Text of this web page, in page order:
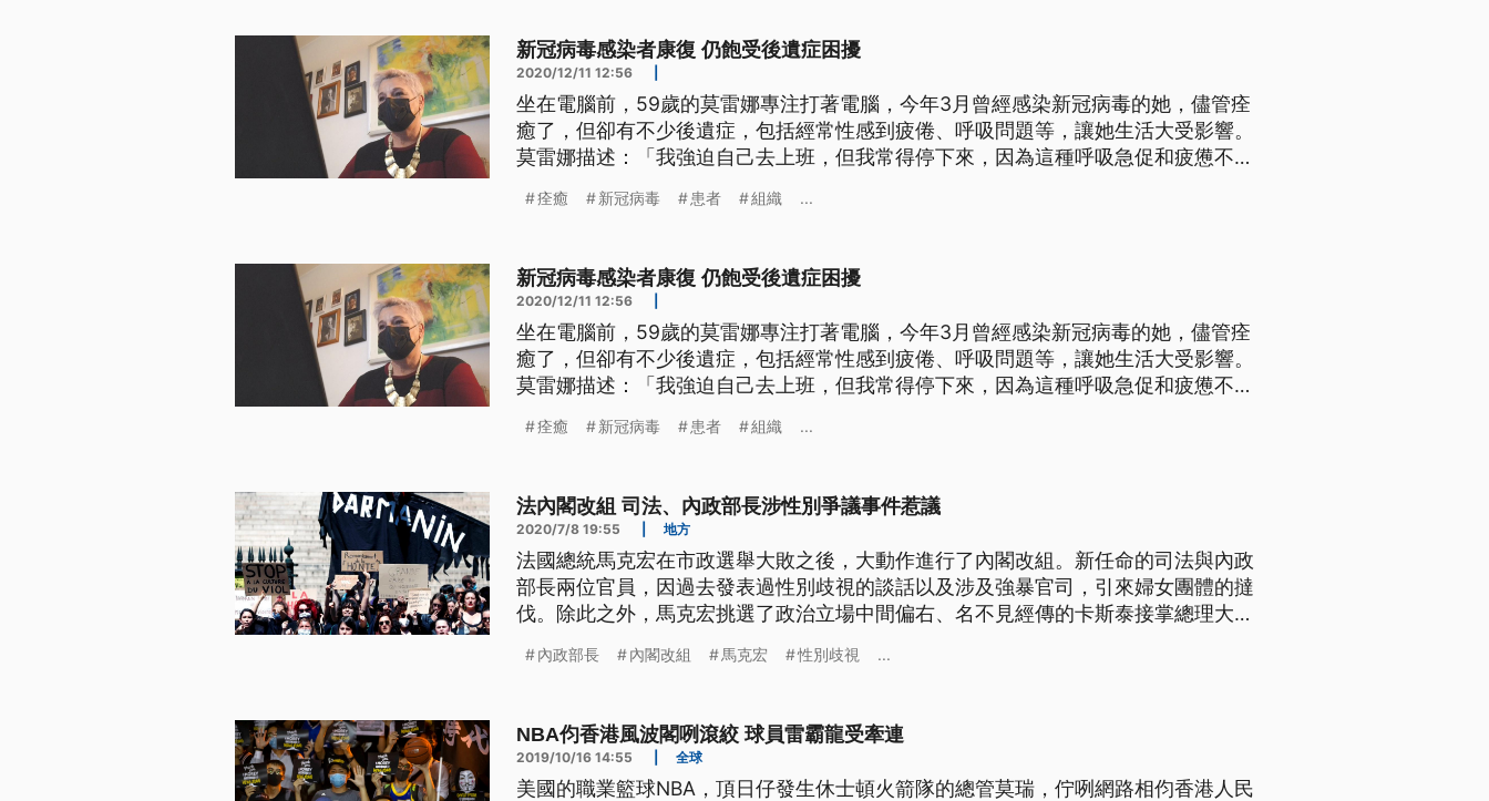
新冠病毒感染者康復 仍飽受後遺症困擾
2020/12/11 12:56
坐在電腦前，59歲的莫雷娜專注打著電腦，今年3月曾經感染新冠病毒的她，儘管痊
癒了，但卻有不少後遺症，包括經常性感到疲倦、呼吸問題等，讓她生活大受影響。
莫雷娜描述：「我強迫自己去上班，但我常得停下來，因為這種呼吸急促和疲憊不堪
走。」 全球新冠病毒疫情蔓延，感染死亡的人數逼近150萬人。儘管死亡人數嚇人，
痊癒 新冠病毒 患者 組織 ...
新冠病毒感染者康復 仍飽受後遺症困擾
2020/12/11 12:56
坐在電腦前，59歲的莫雷娜專注打著電腦，今年3月曾經感染新冠病毒的她，儘管痊
癒了，但卻有不少後遺症，包括經常性感到疲倦、呼吸問題等，讓她生活大受影響。
莫雷娜描述：「我強迫自己去上班，但我常得停下來，因為這種呼吸急促和疲憊不堪
走。」 全球新冠病毒疫情蔓延，感染死亡的人數逼近150萬人。儘管死亡人數嚇人，
痊癒 新冠病毒 患者 組織 ...
法內閣改組 司法、內政部長涉性別爭議事件惹議
2020/7/8 19:55 地方
法國總統馬克宏在市政選舉大敗之後，大動作進行了內閣改組。新任命的司法與內政
部長兩位官員，因過去發表過性別歧視的談話以及涉及強暴官司，引來婦女團體的撻
伐。除此之外，馬克宏挑選了政治立場中間偏右、名不見經傳的卡斯泰接掌總理大
七日聚集在內政部大門前舉牌示威，抗議預算部長達馬楠接掌內政部，以及刑事辯護
內政部長 內閣改組 馬克宏 性別歧視 ...
NBA伨香港風波閣咧滾絞 球員雷霸龍受牽連
2019/10/16 14:55 全球
美國的職業籃球NBA，頂日仔發生休士頓火箭隊的總管莫瑞，佇咧網路相伨香港人民